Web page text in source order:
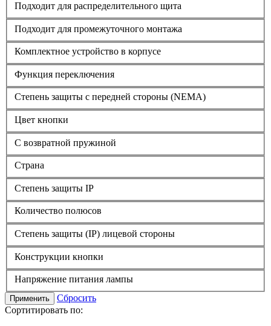
Подходит для распределительного щита
Подходит для промежуточного монтажа
Комплектное устройство в корпусе
Функция переключения
Степень защиты с передней стороны (NEMA)
Цвет кнопки
С возвратной пружиной
Страна
Степень защиты IP
Количество полюсов
Степень защиты (IP) лицевой стороны
Конструкции кнопки
Напряжение питания лампы
Применить
Сбросить
Сортитировать по: